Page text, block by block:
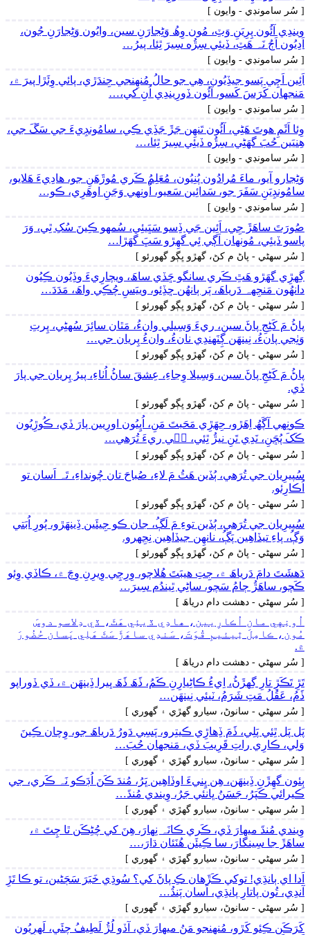
[ سُر سامونڊي - وايون ]
ويندِي آئُون پِرِيَنِ وَٽِ، مُون وِھُ وَڻِجارَنِ سين، وايُون وَڻِجارَنِ جُون،
اَدِيُون اَڄُ نَہ ھَٽِ، ڏيئِي سِڙُه سِيرَ ٿِئا، پيرُ…
[ سُر سامونڊي - وايون ]
اَئِين اَچِي پَسو جيڏِيُون، ھِي جو حالُ مُنھِنجي جِندَڙي، پائي وِئَڙا پيرَ ۾،
مَنجهان کَرَسَ کَسو، آئُون ڏورِيندِي اُنِ کي،…
[ سُر سامونڊي - وايون ]
وِئا اَٿَمِ ھوتَ ھَڻِي، آئُون تَنھِن جَڙَ جَڏِي ڪِي، سامُونڊِيءَ جي سَڱَ جي،
ھِنيَين حُبَ گهَڻِي، سِڙُه ڏيئِي سِيرَ ٿِئا،…
[ سُر سامونڊي - وايون ]
وَڻِجارو آيو، ماءَ مُرادُون پُنِيُون، مُعَلِمُ ڪَري مُوڙَھَنِ جو، ھادِيءَ ھَلايو،
سامُونڊِيَنِ سَفَرَ جو، سَدائِين سَعيو، اُونِهي وَڃَنِ اوھَرِي، ڪو…
[ سُر سامونڊي - وايون ]
صُورَتَ ساھَڙَ جِي، اَئِين جَي ڏِسو سَڀَيئِي، سُمهو ڪِينَ سُکِ ٿِي، وَرَ
پاسو ڏيئِي، مُونھان اَڳي ئِي گهِڙو سَڀَ گهَڙا…
[ سُر سھڻي - پاڻ م کڻ، گهڙو ڀڳو گهورئو ]
گِهڙِي گهَڙو ھَٿِ ڪَري سانگو ڇَڏي ساھَ، ويچارِيءَ وڏِيُون ڪِيُون
دانھُون مَنجِهہ دَرياھَ، ٻَر ٻانھُن ڇڏِئو، وييَسِ چُڪِي واھَ، مَدَدَ…
[ سُر سھڻي - پاڻ م کڻ، گهڙو ڀڳو گهورئو ]
پاڻُ مَ کَڻِجِ پاڻَ سين، ريءَ وَسِيلي وانءُ، مَٿان سائِرَ سُهڻِي، پِرتِ
وَٺِجي پانءُ، نِينھَن ڳِنَهندِي نانءُ، وانءُ پِريان جي…
[ سُر سھڻي - پاڻ م کڻ، گهڙو ڀڳو گهورئو ]
پاڻُ مَ کَڻِجِ پاڻَ سين، وَسِيلا وِڃاءِ، عِشقَ ساڻُ اُٺاءِ، پيرُ پِريان جي پارَ
ڏي.
[ سُر سھڻي - پاڻ م کڻ، گهڙو ڀڳو گهورئو ]
ڪونِهي آڳَھُ اِھَڙو، جِھَڙِي مَحَبتَ مَنِ، اُڀِيُون اورِيين پارَ ڏي، ڪُوڙِيُون
ڪَکَ پُڇَنِ، نَدِي تَنِ نيڙُ ٿِئي، جٖي ريءَ تُرَھي…
[ سُر سھڻي - پاڻ م کڻ، گهڙو ڀڳو گهورئو ]
سُپيرِيان جي تُرَھي، ٻُڏين ھَٿُ مَ لاءِ، صُباحَ تان چُونداءِ، تَہ اَسان تو
اُڪارِئو.
[ سُر سھڻي - پاڻ م کڻ، گهڙو ڀڳو گهورئو ]
سُپيرِيان جي تُرَھي، ٻُڏين توءِ مَ لَڳُ، جان ڪو جِيئَين ڏِينھَڙو، پُورِ اُبَتي
وَڳُ، پاءِ تيڏاھِين پَڳُ، نانھِن جيڏاھِين نِجِهرو.
[ سُر سھڻي - پاڻ م کڻ، گهڙو ڀڳو گهورئو ]
دَھشَتَ دامَ دَرياھَ ۾، جِتِ ھيبَتَ ھُلاچو، وِرِڄِي وِيرِنِ وِچَ ۾، ڪاڏي وِئو
ڪَچو، ساھَڙُ ڄامُ سَچو، ساڻِي ٿِيندُم سِيرَ…
[ سُر سھڻي - دھشت دام درياھَ ]
اُونِهي مان اُڪارِيين، ھادِي ڏيئِي ھَٿَ، ڏي دِلاسو دوسَ
مُون، ڪامِلَ ٿِيئيمِ قُوَتَ، سَندِي ساھَڙَ سَٿَ ھَلِي پَسان حُضُورَ
۾.
[ سُر سھڻي - دھشت دام درياھَ ]
تَڙِ تَڪَڙِ تارِ گِهڙَڻُ، اِيءُ ڪاڻِيارِنِ ڪَمُ، ڏَھَ ڏَھَ ڀيرا ڏِينھَن ۾، ڏي ڏوراپو
ڏَمُ، عَقُلُ مَتِ شَرَمُ، ٽيئي نِينھَن…
[ سُر سھڻي - سانوڻ، سيارو گهڙي ۽ گهوري ]
پَل پَل ٿِئي پَلِي، ڏَمَ ڏِھاڙِي ڪيتِرو، پَسِي دَورُ دَرياھَ جو، وِچان ڪِينَ
وَلِي، ڪارِي راتِ قَرِيبَ ڏي، مَنجهان حُبَ…
[ سُر سھڻي - سانوڻ، سيارو گهڙي ۽ گهوري ]
ٻِئون گهِڙَنِ ڏِينھَن، ھِن ڀِنيءَ اوڏاھِين ڀَرُ، مُندَ ڪَنَ اُڊَڪو نَہ ڪَري، جي
ڪيرائي ڪَپَرُ، جَسَنُ ڀانئي جَرُ، وِيندي مُنڌَ…
[ سُر سھڻي - سانوڻ، سيارو گهڙي ۽ گهوري ]
وِيندي مُنڌَ ميھارَ ڏي، ڪَري ڪانَہ نِھارَ، ھِنَ کي چُڻِڪَن ٿا چِتَ ۾،
ساھَڙَ جا سِينگارَ، سا ڪِيئَن ھُنَئان ڌارَ،…
[ سُر سھڻي - سانوڻ، سيارو گهڙي ۽ گهوري ]
اَدا اي ٻانڌِي! توکي ڪَڙَھان ڪِ پاڻَ کي؟ سُوڌِي خَبَرَ سَڄَڻين، تو ڪا تَڙِ
آندِي، تُون پاتارِ پانڌِي، اَسان پَنڌُ…
[ سُر سھڻي - سانوڻ، سيارو گهڙي ۽ گهوري ]
کَرَڪَنِ ڪِئو کَڙو، مُنھِنجو مَنُ ميھارَ ڏي، آڏو لُڙُ لَطِيفُ چئَي، لَهرِيُون